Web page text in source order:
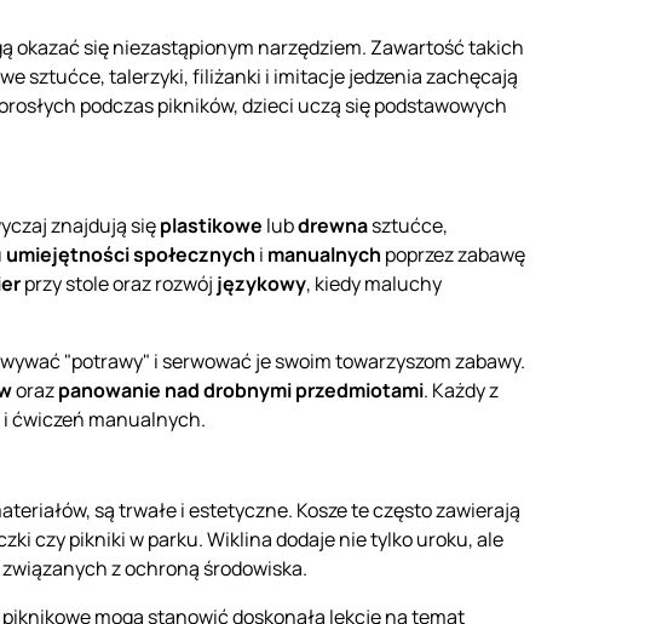
okazać się niezastąpionym narzędziem. Zawartość takich
sztućce, talerzyki, filiżanki i imitacje jedzenia zachęcają
podczas pikników, dzieci uczą się podstawowych
znajdują sięplastikowe lubdrewnasztućce,
umiejętności społecznych i manualnych poprzez zabawę
przy stole oraz rozwój językowy, kiedy maluchy
"potrawy" i serwować je swoim towarzyszom zabawy.
orazpanowanie nad drobnymi przedmiotami. Każdy z
ćwiczeń manualnych.
są trwałe i estetyczne. Kosze te często zawierają
czy pikniki w parku. Wiklina dodaje nie tylko uroku, ale
z ochroną środowiska.
mogą stanowić doskonałą lekcję na temat